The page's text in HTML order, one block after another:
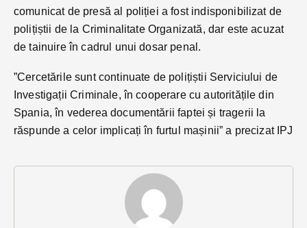
comunicat de presă al poliției a fost indisponibilizat de
polițiștii de la Criminalitate Organizată, dar este acuzat
de tainuire în cadrul unui dosar penal.
”Cercetările sunt continuate de polițiștii Serviciului de
Investigații Criminale, în cooperare cu autoritățile din
Spania, în vederea documentării faptei și tragerii la
răspunde a celor implicați în furtul mașinii” a precizat IPJ